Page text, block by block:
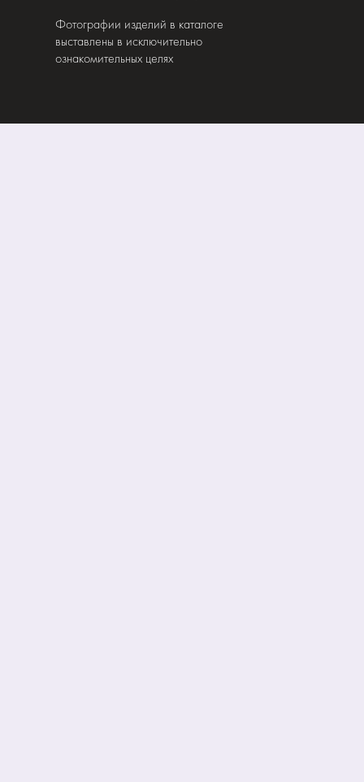
Фотографии изделий в каталоге
выставлены в исключительно
ознакомительных целях